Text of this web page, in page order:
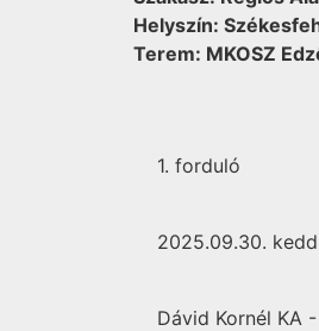
Helyszín:
Terem: MKOSZ
1. forduló
2025.09.30.
Dávid Kornél KA -